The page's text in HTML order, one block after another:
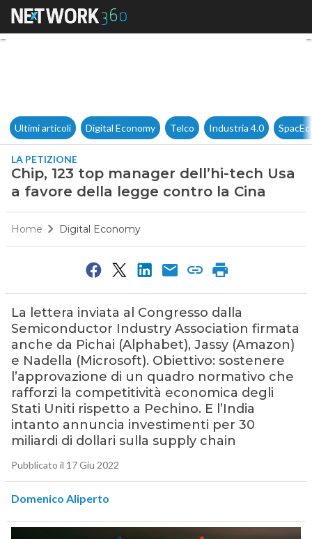
Chip, 123 top manager
Ultimi articoli Digital Economy Telco Industria 4.0
LA PETIZIONE
Chip, 123 top manager dell’hi-tech Usa
a favore della legge contro la Cina
Home Digital Economy
La lettera inviata al Congresso dalla
Semiconductor Industry Association firmata
anche da Pichai (Alphabet), Jassy (Amazon)
e Nadella (Microsoft). Obiettivo: sostenere
l’approvazione di un quadro normativo che
rafforzi la competitività economica degli
Stati Uniti rispetto a Pechino. E l’India
intanto annuncia investimenti per 30
miliardi di dollari sulla supply chain
Pubblicato il 17 Giu 2022
Domenico Aliperto